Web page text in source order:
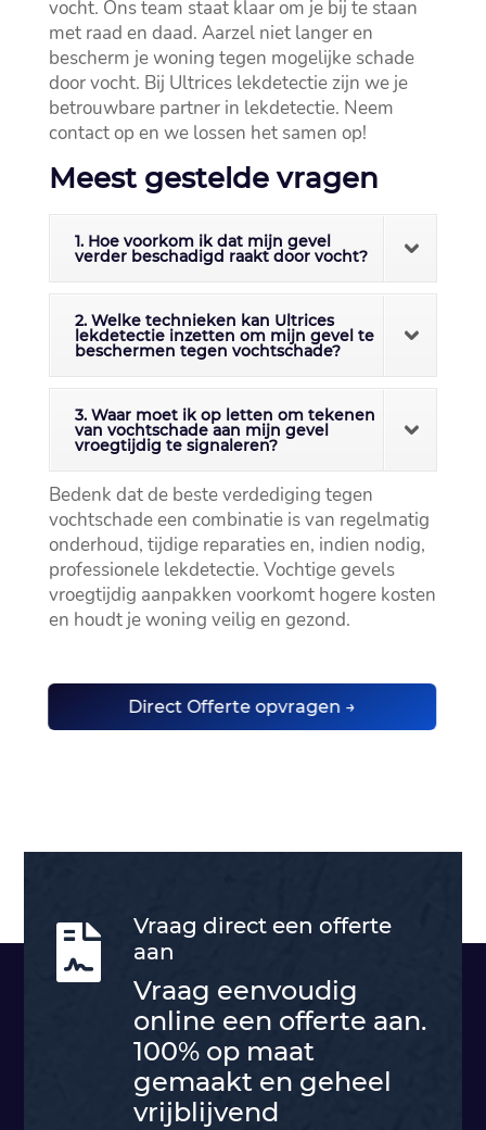
vocht.​ Ons team staat klaar om je bij te staan
met raad en daad.​ Aarzel niet langer en
bescherm je woning tegen mogelijke schade
door vocht.​ Bij Ultrices lekdetectie zijn we je
betrouwbare partner in lekdetectie.​ Neem
contact op en we lossen het samen op!
Meest gestelde vragen
1. Hoe voorkom ik dat mijn gevel
verder beschadigd raakt door vocht?
2. Welke technieken kan Ultrices
lekdetectie inzetten om mijn gevel te
beschermen tegen vochtschade?
3. Waar moet ik op letten om tekenen
van vochtschade aan mijn gevel
vroegtijdig te signaleren?
Bedenk dat de beste verdediging tegen
vochtschade een combinatie is van regelmatig
onderhoud, tijdige reparaties en, indien nodig,
professionele lekdetectie.​ Vochtige gevels
vroegtijdig aanpakken voorkomt hogere kosten
en houdt je woning veilig en gezond.​
Direct Offerte opvragen →

Vraag direct een offerte
aan
Vraag eenvoudig
online een offerte aan.
100% op maat
gemaakt en geheel
vrijblijvend